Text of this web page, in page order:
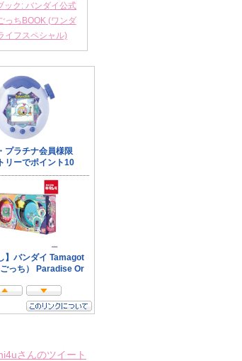
ック: バンダイ公式
っちBOOK (ワンダ
イフスペシャル)
さんのツイート